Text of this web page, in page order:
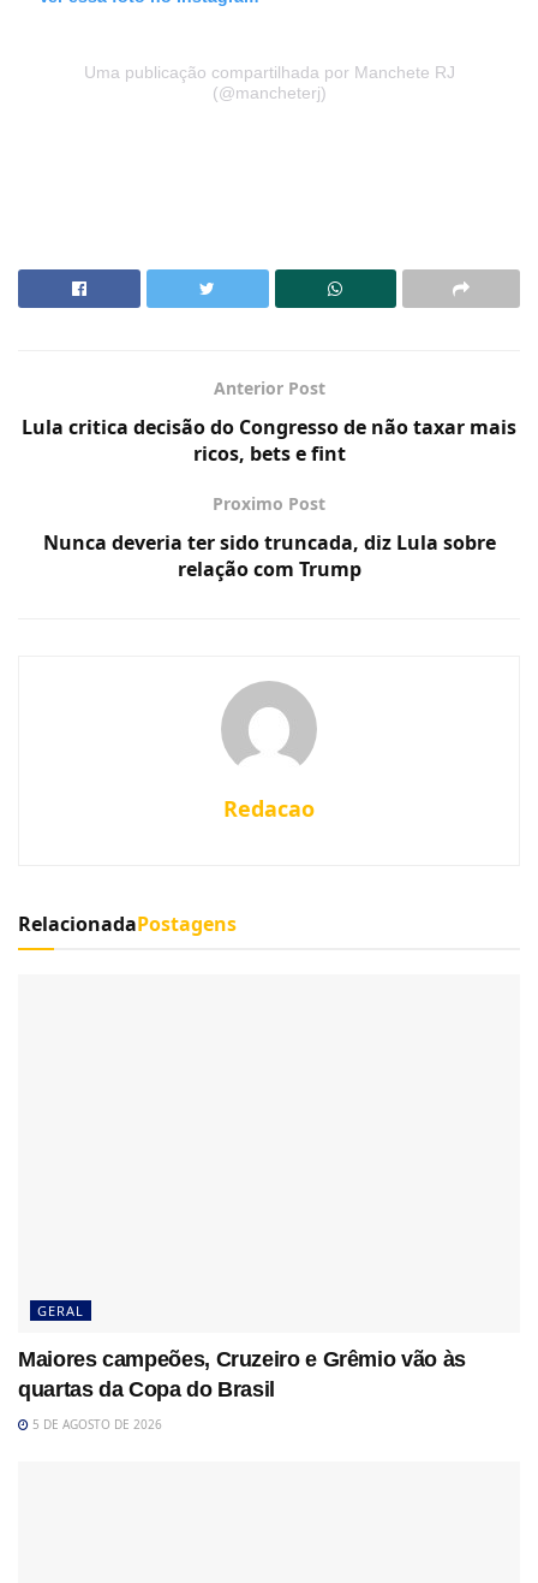
Uma publicação compartilhada por Manchete RJ
(@mancheterj)
Anterior Post
Lula critica decisão do Congresso de não taxar mais
ricos, bets e fint
Proximo Post
Nunca deveria ter sido truncada, diz Lula sobre
relação com Trump
Redacao
RelacionadaPostagens
GERAL
Maiores campeões, Cruzeiro e Grêmio vão às
quartas da Copa do Brasil
5 DE AGOSTO DE 2026